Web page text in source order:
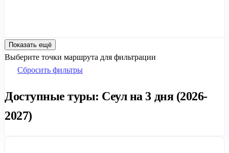
Показать ещё
Выберите точки маршрута для фильтрации
Сбросить фильтры
Доступные туры: Сеул на 3 дня (2026-
2027)